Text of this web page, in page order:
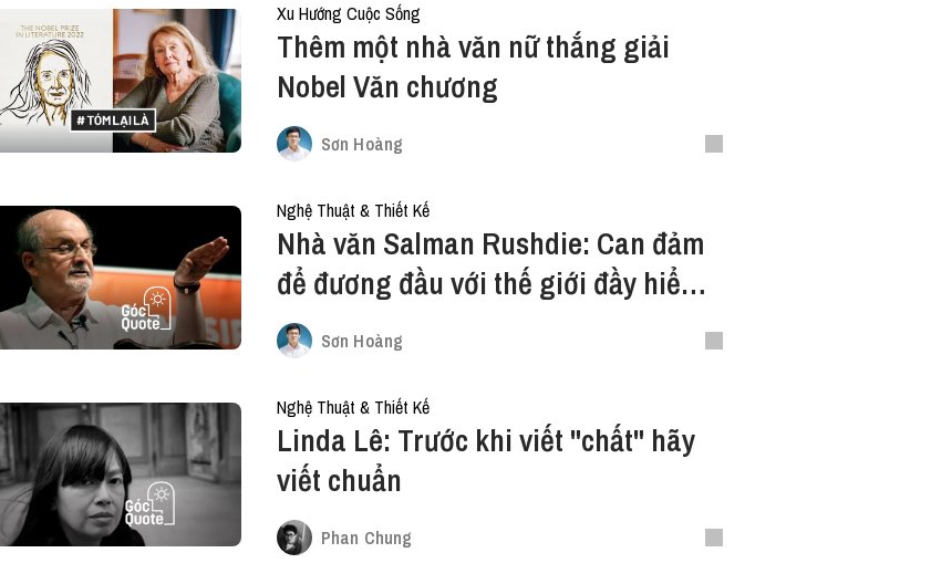
Xu Hướng Cuộc Sống
Thêm một nhà văn nữ thắng giải
Nobel Văn chương
Sơn Hoàng
Nghệ Thuật & Thiết Kế
Nhà văn Salman Rushdie: Can đảm
để đương đầu với thế giới đầy hiểm
nguy Sơn Hoàng
Nghệ Thuật & Thiết Kế
Linda Lê: Trước khi viết "chất" hãy
viết chuẩn
Phan Chung